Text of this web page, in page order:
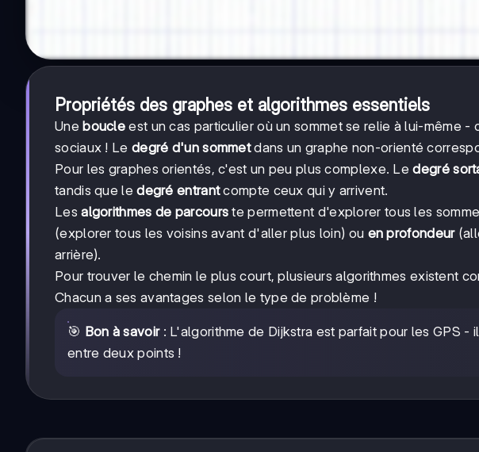
Propriétés des graphes et algorithmes essentiels
Uneboucle est un cas particulier où un sommet se relie à lui-même
sociaux ! Le degré d'un sommetdans un graphe non-orienté
Pour les graphes orientés, c'est un peu plus complexe. Ledegré
tandis que ledegré entrantcompte ceux qui y arrivent.
Lesalgorithmes de parcours te permettent d'explorer tous les
(explorer tous les voisins avant d'aller plus loin) ou en profondeur
arrière).
Pour trouver le chemin le plus court, plusieurs algorithmes existent
Chacun a ses avantages selon le type de problème !
🎯 Bon à savoir: L'algorithme de Dijkstra est parfait pour les GPS -
entre deux points !